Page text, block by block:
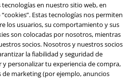
en nuestro sitio web, en
Estas tecnologías nos permiten
los usuarios, su comportamiento y sus
son colocadas por nosotros, mientras
socios. Nosotros y nuestros socios
la fiabilidad y seguridad de
personalizar tu experiencia de compra,
de marketing (por ejemplo, anuncios